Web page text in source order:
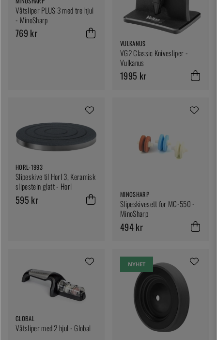
Våtsliper PLUS 3 med tre hjul
- MinoSharp
769 kr
VULKANUS
VG2 Classic Knivesliper -
Vulkanus
1995 kr
HORL-1993
Slipeskive til Horl 3, Keramisk
slipestein glatt - Horl
595 kr MINOSHARP
Slipeskivesett for MC-550 -
MinoSharp
494 kr
GLOBAL
Våtsliper med 2 hjul - Global
NYHET